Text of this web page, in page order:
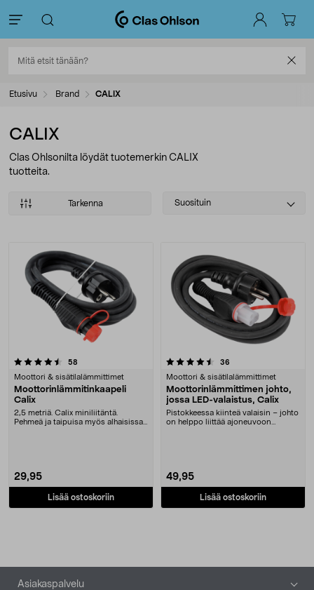
Etusivu Brand CALIX
CALIX
Clas Ohlsonilta löydät tuotemerkin CALIX
tuotteita.
Tarkenna
Select
Suosituin
Tuotteet
58
Moottori & sisätilalämmittimet
Moottorinlämmitinkaapeli
Calix
2,5 metriä. Calix miniliitäntä.
Pehmeä ja taipuisa myös alhaisissa
29,95
Lisää ostoskoriin
4.5 viidestä tähdestä 36
Moottori & sisätilalämmittimet
Moottorinlämmittimen johto,
jossa LED-valaistus, Calix
Pistokkeessa kiinteä valaisin – johto
on helppo liittää ajoneuvoon
49,95
Lisää ostoskoriin
Alatunniste
Asiakaspalvelu